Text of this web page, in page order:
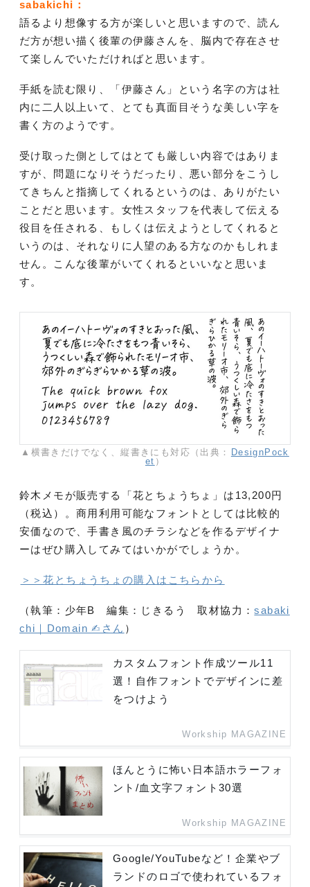
sabakichi：
語るより想像する方が楽しいと思いますので、読ん
だ方が想い描く後輩の伊藤さんを、脳内で存在させ
て楽しんでいただければと思います。
手紙を読む限り、「伊藤さん」という名字の方は社
内に二人以上いて、とても真面目そうな美しい字を
書く方のようです。
受け取った側としてはとても厳しい内容ではありま
すが、問題になりそうだったり、悪い部分をこうし
てきちんと指摘してくれるというのは、ありがたい
ことだと思います。女性スタッフを代表して伝える
役目を任される、もしくは伝えようとしてくれると
いうのは、それなりに人望のある方なのかもしれま
せん。こんな後輩がいてくれるといいなと思いま
す。
▲横書きだけでなく、縦書きにも対応（出典：
DesignPock
et ）
鈴木メモが販売する「花とちょうちょ」は13,200円
（税込）。商用利用可能なフォントとしては比較的
安価なので、手書き風のチラシなどを作るデザイナ
ーはぜひ購入してみてはいかがでしょうか。
＞＞花とちょうちょの購入はこちらから
（執筆：少年B 編集：じきるう 取材協力：sabaki
chi｜Domain ✍︎さん ）
カスタムフォント作成ツール11
選！自作フォントでデザインに差
をつけよう
Workship MAGAZINE
ほんとうに怖い日本語ホラーフォ
ント/血文字フォント30選
Workship MAGAZINE
Google/YouTubeなど！企業やブ
ランドのロゴで使われているフォ